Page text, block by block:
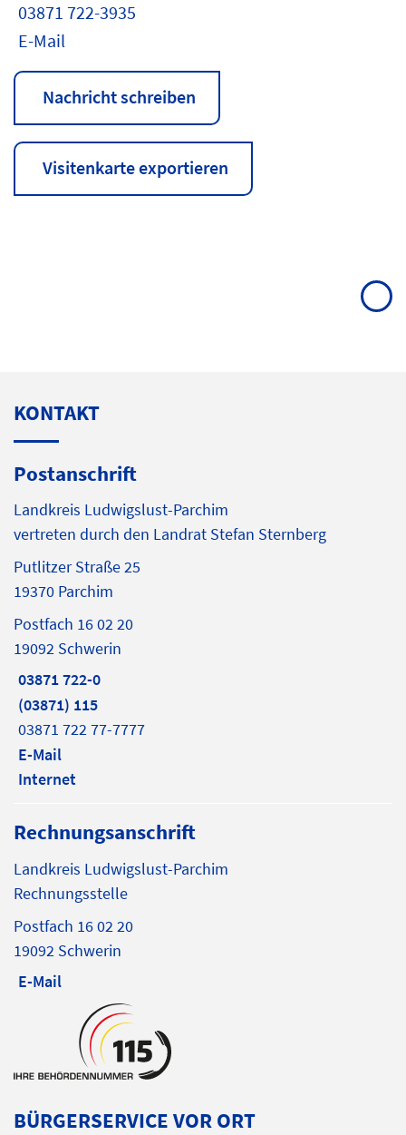
03871 722-3935
E-Mail
Nachricht schreiben
Visitenkarte exportieren
KONTAKT
Postanschrift
Landkreis Ludwigslust-Parchim
vertreten durch den Landrat Stefan Sternberg
Putlitzer Straße 25
19370 Parchim
Postfach 16 02 20
19092 Schwerin
03871 722-0
(03871) 115
03871 722 77-7777
E-Mail
Internet
Rechnungsanschrift
Landkreis Ludwigslust-Parchim
Rechnungsstelle
Postfach 16 02 20
19092 Schwerin
E-Mail
BÜRGERSERVICE VOR ORT